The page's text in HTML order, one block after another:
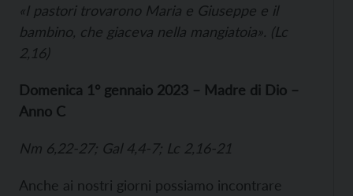
«I pastori trovarono Maria e Giuseppe e il
bambino, che giaceva nella mangiatoia». (Lc
2,16)
Domenica 1° gennaio 2023 – Madre di Dio –
Anno C
Nm 6,22-27; Gal 4,4-7; Lc 2,16-21
Anche ai nostri giorni possiamo incontrare